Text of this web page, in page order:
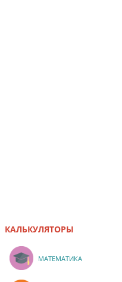
КАЛЬКУЛЯТОРЫ
МАТЕМАТИКА